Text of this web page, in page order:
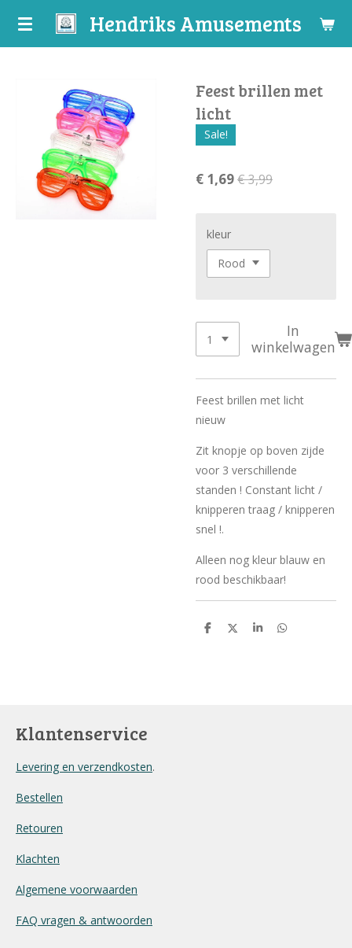
Ga
hoofdinhoud
Hendriks Amusements
Feest brillen met
licht
Sale!
€ 1,69€ 3,99
kleur
In
winkelwagen
Feest brillen met licht
nieuw
Zit knopje op boven zijde
voor 3 verschillende
standen ! Constant licht /
knipperen traag / knipperen
snel !.
Alleen nog kleur blauw en
rood beschikbaar!
D
D
S
D
Klantenservice
Levering en verzendkosten.
Bestellen
Retouren
Klachten
Algemene voorwaarden
FAQ vragen & antwoorden